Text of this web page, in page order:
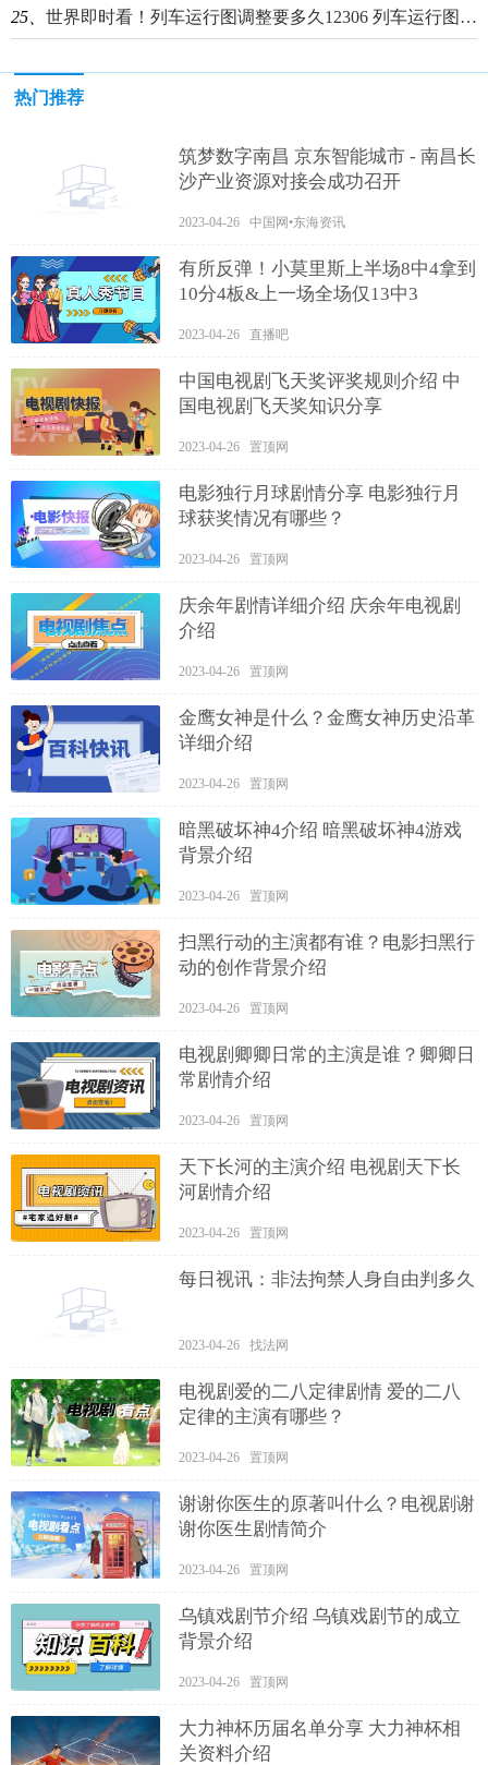
25、 世界即时看！列车运行图调整要多久12306 列车运行图调整要多久
热门推荐
筑梦数字南昌 京东智能城市 - 南昌长
沙产业资源对接会成功召开
2023-04-26 中国网•东海资讯
有所反弹！小莫里斯上半场8中4拿到
10分4板&上一场全场仅13中3
2023-04-26 直播吧
中国电视剧飞天奖评奖规则介绍 中
国电视剧飞天奖知识分享
2023-04-26 置顶网
电影独行月球剧情分享 电影独行月
球获奖情况有哪些？
2023-04-26 置顶网
庆余年剧情详细介绍 庆余年电视剧
介绍
2023-04-26 置顶网
金鹰女神是什么？金鹰女神历史沿革
详细介绍
2023-04-26 置顶网
暗黑破坏神4介绍 暗黑破坏神4游戏
背景介绍
2023-04-26 置顶网
扫黑行动的主演都有谁？电影扫黑行
动的创作背景介绍
2023-04-26 置顶网
电视剧卿卿日常的主演是谁？卿卿日
常剧情介绍
2023-04-26 置顶网
天下长河的主演介绍 电视剧天下长
河剧情介绍
2023-04-26 置顶网
每日视讯：非法拘禁人身自由判多久
2023-04-26 找法网
电视剧爱的二八定律剧情 爱的二八
定律的主演有哪些？
2023-04-26 置顶网
谢谢你医生的原著叫什么？电视剧谢
谢你医生剧情简介
2023-04-26 置顶网
乌镇戏剧节介绍 乌镇戏剧节的成立
背景介绍
2023-04-26 置顶网
大力神杯历届名单分享 大力神杯相
关资料介绍